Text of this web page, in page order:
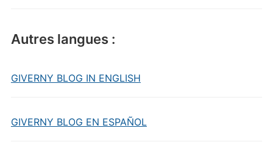
Autres langues :
GIVERNY BLOG IN ENGLISH
GIVERNY BLOG EN ESPAÑOL